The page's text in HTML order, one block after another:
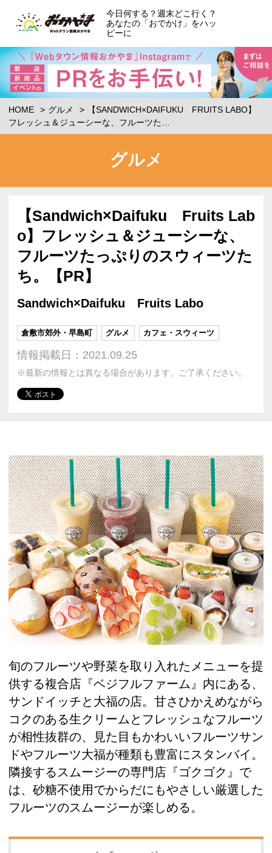
今日何する？週末どこ行く？
あなたの「おでかけ」をハッ
ピーに
HOME グルメ
【SANDWICH×DAIFUKU FRUITS LABO】
フレッシュ＆ジューシーな、フルーツた…
グルメ
【Sandwich×Daifuku Fruits Lab
o】フレッシュ＆ジューシーな、
フルーツたっぷりのスウィーツた
ち。【PR】
Sandwich×Daifuku Fruits Labo
倉敷市郊外・早島町 グルメ カフェ・スウィーツ
情報掲載日：2021.09.25
※最新の情報とは異なる場合があります。ご了承ください。
旬のフルーツや野菜を取り入れたメニューを提
供する複合店『ベジフルファーム』内にある、
サンドイッチと大福の店。甘さひかえめながら
コクのある生クリームとフレッシュなフルーツ
が相性抜群の、見た目もかわいいフルーツサン
ドやフルーツ大福が種類も豊富にスタンバイ。
隣接するスムージーの専門店『ゴクゴク』で
は、砂糖不使用でからだにもやさしい厳選した
フルーツのスムージーが楽しめる。